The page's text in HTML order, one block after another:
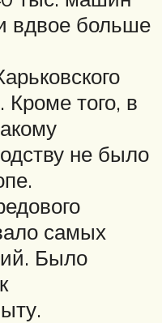
вдвое больше
Кроме того, в
не было
самых
Было